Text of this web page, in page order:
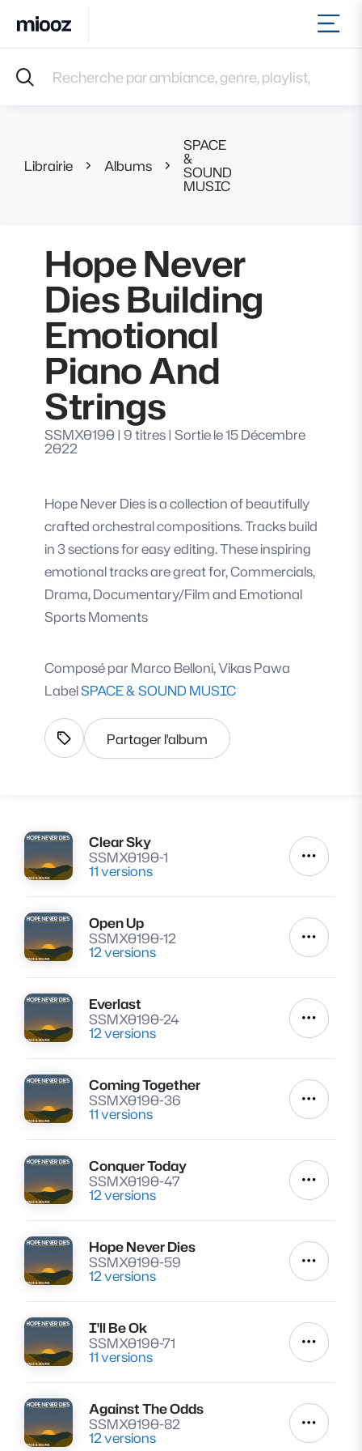
Accueil
Musiques
Contact
Librairie Albums
SPACE
&
SOUND
MUSIC
Hope Never
Dies Building
Emotional
Piano And
Strings
SSMX0190| 9 titres| Sortie le 15 Décembre
2022
Hope Never Dies is a collection of beautifully
crafted orchestral compositions. Tracks build
in 3 sections for easy editing. These inspiring
emotional tracks are great for, Commercials,
Drama, Documentary/Film and Emotional
Sports Moments
Composé par Marco Belloni, Vikas Pawa
LabelSPACE & SOUND MUSIC
Afficher les tags
Partager l'album
Lire
Clear Sky
SSMX0190-1
11 versions Autres
Lire
Open Up
SSMX0190-12
12 versions Autres
Lire
Everlast
SSMX0190-24
12 versions Autres
Lire
Coming Together
SSMX0190-36
11 versions Autres
Lire
Conquer Today
SSMX0190-47
12 versions Autres
Lire
Hope Never Dies
SSMX0190-59
12 versions Autres
Lire
I'll Be Ok
SSMX0190-71
11 versions Autres
Lire
Against The Odds
SSMX0190-82
12 versions Autres